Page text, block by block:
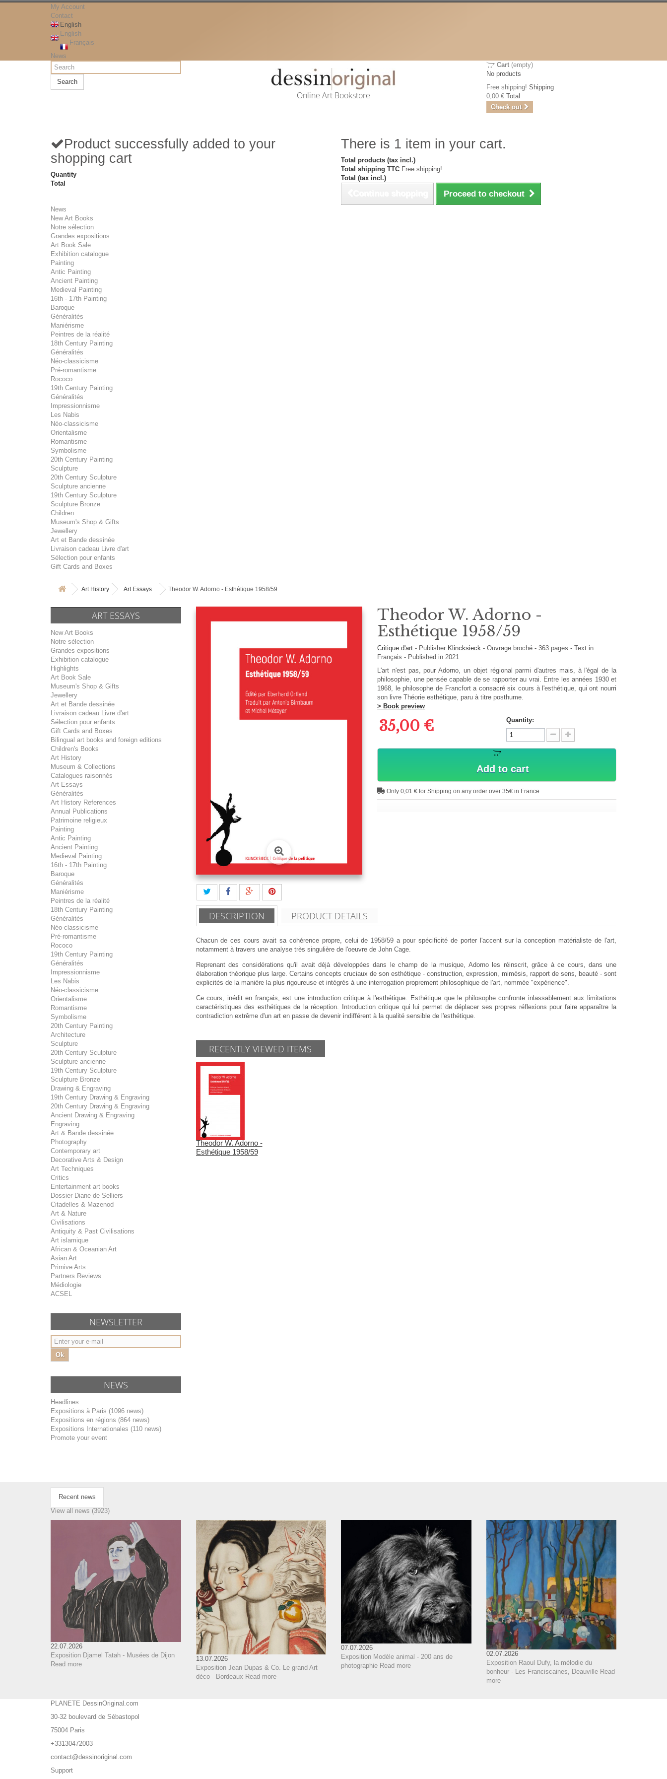
My Account
Contact
English
English
Français
News
Search
Online Art Bookstore
Cart (empty)
No products
Free shipping! Shipping
0,00 € Total
Check out
Product successfully added to your
shopping cart
Quantity
Total
There is 1 item in your cart.
Total products (tax incl.)
Total shipping TTC Free shipping!
Total (tax incl.)
Proceed to checkout
News
New Art Books
Notre sélection
Grandes expositions
Art Book Sale
Exhibition catalogue
Painting
Antic Painting
Ancient Painting
Medieval Painting
16th - 17th Painting
Baroque
Généralités
Maniérisme
Peintres de la réalité
18th Century Painting
Généralités
Néo-classicisme
Pré-romantisme
Rococo
19th Century Painting
Généralités
Impressionnisme
Les Nabis
Néo-classicisme
Orientalisme
Romantisme
Symbolisme
20th Century Painting
Sculpture
20th Century Sculpture
Sculpture ancienne
19th Century Sculpture
Sculpture Bronze
Children
Museum's Shop & Gifts
Jewellery
Art et Bande dessinée
Livraison cadeau Livre d'art
Sélection pour enfants
Gift Cards and Boxes
Art History Art Essays Theodor W. Adorno - Esthétique 1958/59
ART ESSAYS
New Art Books
Notre sélection
Grandes expositions
Exhibition catalogue
Highlights
Art Book Sale
Museum's Shop & Gifts
Jewellery
Art et Bande dessinée
Livraison cadeau Livre d'art
Sélection pour enfants
Gift Cards and Boxes
Bilingual art books and foreign editions
Children's Books
Art History
Museum & Collections
Catalogues raisonnés
Art Essays
Généralités
Art History References
Annual Publications
Patrimoine religieux
Painting
Antic Painting
Ancient Painting
Medieval Painting
16th - 17th Painting
Baroque
Généralités
Maniérisme
Peintres de la réalité
18th Century Painting
Généralités
Néo-classicisme
Pré-romantisme
Rococo
19th Century Painting
Généralités
Impressionnisme
Les Nabis
Néo-classicisme
Orientalisme
Romantisme
Symbolisme
20th Century Painting
Architecture
Sculpture
20th Century Sculpture
Sculpture ancienne
19th Century Sculpture
Sculpture Bronze
Drawing & Engraving
19th Century Drawing & Engraving
20th Century Drawing & Engraving
Ancient Drawing & Engraving
Engraving
Art & Bande dessinée
Photography
Contemporary art
Decorative Arts & Design
Art Techniques
Critics
Entertainment art books
Dossier Diane de Selliers
Citadelles & Mazenod
Art & Nature
Civilisations
Antiquity & Past Civilisations
Art islamique
African & Oceanian Art
Asian Art
Primive Arts
Partners Reviews
Médiologie
ACSEL
NEWSLETTER
Ok
NEWS
Headlines
Expositions à Paris (1096 news)
Expositions en régions (864 news)
Expositions Internationales (110 news)
Promote your event
Theodor W. Adorno -
Esthétique 1958/59
Critique d'art- Publisher Klincksieck-Ouvrage broché-363pages -Text in
Français- Published in 2021
L'art n'est pas, pour Adorno, un objet régional parmi d'autres mais, à l'égal de la
philosophie, une pensée capable de se rapporter au vrai. Entre les années 1930 et
1968, le philosophe de Francfort a consacré six cours à l'esthétique, qui ont nourri
son livre Théorie esthétique, paru à titre posthume.
> Book preview
35,00 € Quantity:
Add to cart
Only 0,01 € for Shipping on any order over 35€ in France
DESCRIPTION PRODUCT DETAILS
Chacun de ces cours avait sa cohérence propre, celui de 1958/59 a pour spécificité de porter l'accent sur la conception matérialiste de l'art,
notamment à travers une analyse très singulière de l'oeuvre de John Cage.
Reprenant des considérations qu'il avait déjà développées dans le champ de la musique, Adorno les réinscrit, grâce à ce cours, dans une
élaboration théorique plus large. Certains concepts cruciaux de son esthétique - construction, expression, mimèsis, rapport de sens, beauté - sont
explicités de la manière la plus rigoureuse et intégrés à une interrogation proprement philosophique de l'art, nommée "expérience".
Ce cours, inédit en français, est une introduction critique à l'esthétique. Esthétique que le philosophe confronte inlassablement aux limitations
caractéristiques des esthétiques de la réception. Introduction critique qui lui permet de déplacer ses propres réflexions pour faire apparaître la
contradiction extrême d'un art en passe de devenir indifférent à la qualité sensible de l'esthétique.
RECENTLY VIEWED ITEMS
Theodor W. Adorno -
Esthétique 1958/59
Recent news
View all news (3923)
22.07.2026
Exposition Djamel Tatah - Musées de Dijon
Read more
13.07.2026
Exposition Jean Dupas & Co. Le grand Art
déco - Bordeaux Read more
07.07.2026
Exposition Modèle animal - 200 ans de
photographie Read more
02.07.2026
Exposition Raoul Dufy, la mélodie du
bonheur - Les Franciscaines, Deauville Read
more
PLANETE DessinOriginal.com
30-32 boulevard de Sébastopol
75004 Paris
+33130472003
contact@dessinoriginal.com
Support